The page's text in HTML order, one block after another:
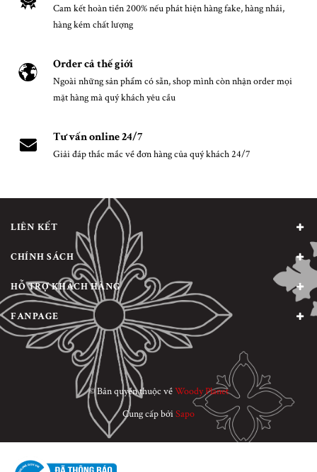
Cam kết hoàn tiền 200% nếu phát hiện hàng fake, hàng nhái,
hàng kém chất lượng
Order cả thế giới
Ngoài những sản phẩm có sẵn, shop mình còn nhận order mọi
mặt hàng mà quý khách yêu cầu
Tư vấn online 24/7
Giải đáp thắc mắc về đơn hàng của quý khách 24/7
LIÊN KẾT
CHÍNH SÁCH
HỖ TRỢ KHÁCH HÀNG
FANPAGE
© Bản quyền thuộc vềWoody Planet
Cung cấp bởiSapo